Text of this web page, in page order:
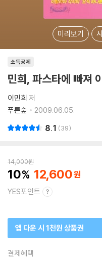
미리보기
소득공제
민희, 파스타에 빠져
이민희 저
푸른숲
2009.06.05.
8.1 39
14,000원
10 12,600
YES포인트
앱 다운 시 1천원 상품권
결제혜택